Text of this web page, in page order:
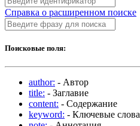
Справка о расширенном поиске
Поисковые поля:
author: - Автор
title: - Заглавие
content: - Содержание
keyword: - Ключевые слова